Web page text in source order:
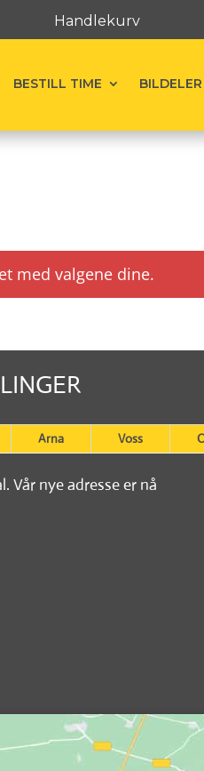
Handlekurv
BESTILL TIME BILDELER
med valgene dine.
Arna Voss
Vår nye adresse er nå